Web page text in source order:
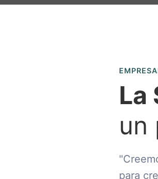
La
un
para